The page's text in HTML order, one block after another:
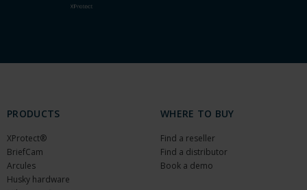
PRODUCTS
XProtect®
BriefCam
Arcules
Husky hardware
WHERE TO BUY
Find a reseller
Find a distributor
Book a demo